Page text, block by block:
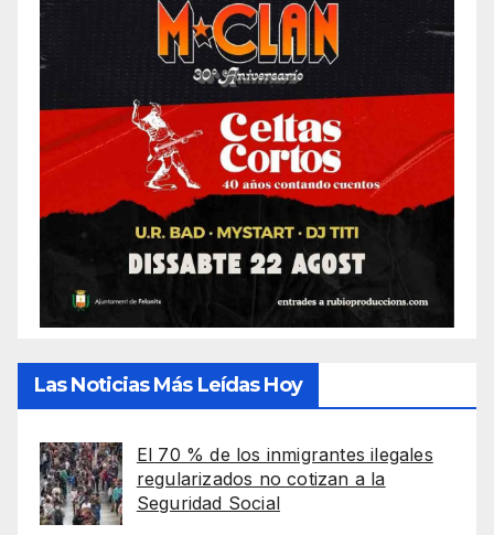
Las Noticias Más Leídas Hoy
El 70 % de los inmigrantes ilegales
regularizados no cotizan a la
Seguridad Social